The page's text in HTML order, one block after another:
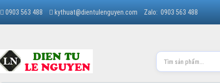
0903 563 488 kythuat@dientulenguyen.com Zalo: 0903 563 488